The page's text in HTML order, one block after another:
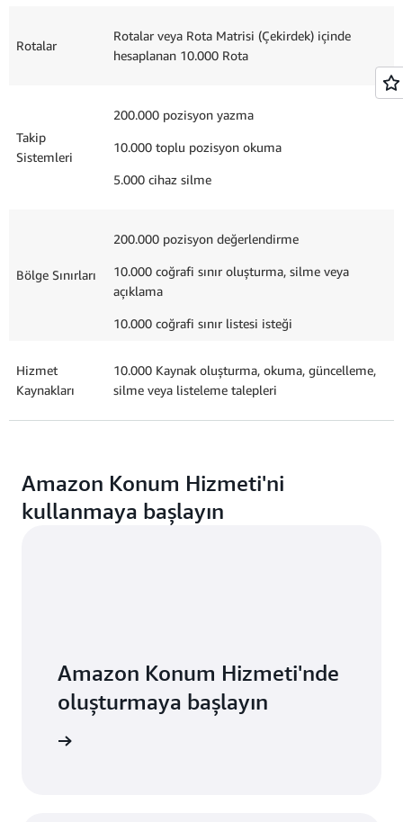
Rotalar
Rotalar veya Rota Matrisi (Çekirdek) içinde
hesaplanan 10.000 Rota
Takip
Sistemleri
200.000 pozisyon yazma
10.000 toplu pozisyon okuma
5.000 cihaz silme
Bölge Sınırları
200.000 pozisyon değerlendirme
10.000 coğrafi sınır oluşturma, silme veya
açıklama
10.000 coğrafi sınır listesi isteği
Hizmet
Kaynakları
10.000 Kaynak oluşturma, okuma, güncelleme,
silme veya listeleme talepleri
Amazon Konum Hizmeti'ni
kullanmaya başlayın
Amazon Konum Hizmeti'nde
oluşturmaya başlayın